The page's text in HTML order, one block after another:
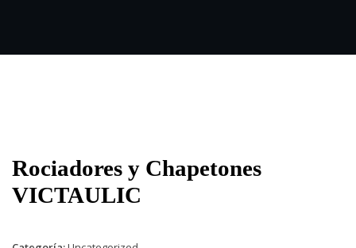
Rociadores y Chapetones
VICTAULIC